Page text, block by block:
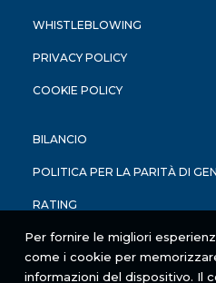
WHISTLEBLOWING
PRIVACY POLICY
COOKIE POLICY
BILANCIO
POLITICA PER LA PARITÀ DI
RATING
Per fornire le migliori
come i cookie per
informazioni del dispositivo. Il